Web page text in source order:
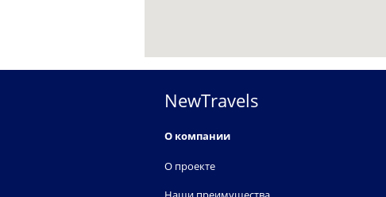
NewTravels
О компании
О проекте